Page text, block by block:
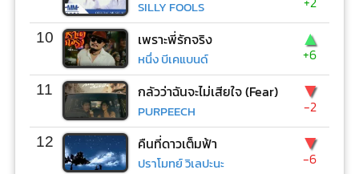
SILLY FOOLS
10 เพราะพี่รักจริง
หนึ่ง บีเคแบนด์
▲
+6
11 กลัวว่าฉันจะไม่เสียใจ (Fear)
PURPEECH
▼
-2
12 คืนที่ดาวเต็มฟ้า
ปราโมทย์ วิเลปะนะ
▼
-6